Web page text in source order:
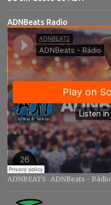
r
i
s
ADNBeats Radio
ADNBEATS · ADNBeats - Rádio